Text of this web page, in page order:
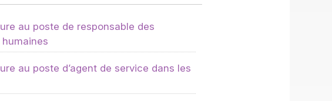
au poste de responsable des
au poste d’agent de service dans les